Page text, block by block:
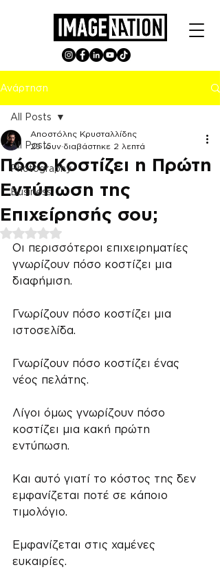
Ανάρτηση
All Posts
Photography
Business
All Posts
Πόσο Κοστίζει η Πρώτη
Εντύπωση της
Επιχείρησής σου;
Αποστόλης Κρυσταλλίδης
25 Ιουν διαβάστηκε 2 λεπτά
Βαθμολογήθηκε με NaN από 5 αστέρια.
Οι περισσότεροι επιχειρηματίες
γνωρίζουν πόσο κοστίζει μια
διαφήμιση.
Γνωρίζουν πόσο κοστίζει μια
ιστοσελίδα.
Γνωρίζουν πόσο κοστίζει ένας
νέος πελάτης.
Λίγοι όμως γνωρίζουν πόσο
κοστίζει μια κακή πρώτη
εντύπωση.
Και αυτό γιατί το κόστος της δεν
εμφανίζεται ποτέ σε κάποιο
τιμολόγιο.
Εμφανίζεται στις χαμένες
ευκαιρίες.